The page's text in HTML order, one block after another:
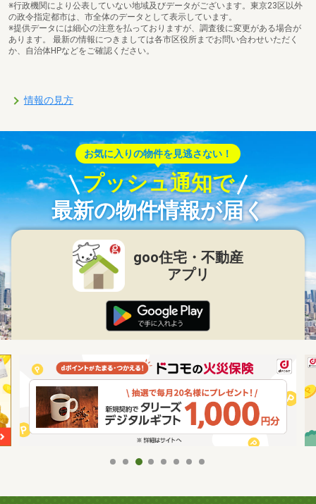
※行政機関により公表していない地域及びデータがございます。東京23区以外
の政令指定都市は、市全体のデータとして表示しています。
※提供データには細心の注意を払っておりますが、調査後に変更がある場合が
あります。 最新の情報につきましては各市区役所までお問い合わせいただく
か、自治体HPなどをご確認ください。
情報の見方
お気に入りの物件を見逃さない！
プッシュ通知で
最新の物件情報が届く
goo住宅・不動産
アプリ